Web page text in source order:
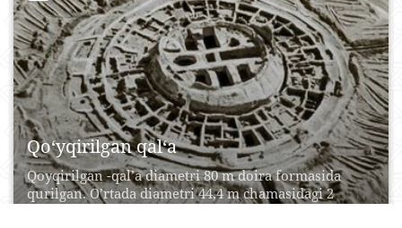
Qo‘yqirilgan qal‘a
Qoyqirilgan -qal’a diametri 80 m doira formasida
qurilgan. O’rtada diametri 44,4 m chamasidagi 2